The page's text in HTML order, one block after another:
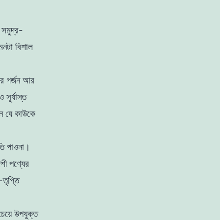
সমুদ্র-
বিশাল
গর্জন আর
কাউকে
পাওনা।
পণ্যের
তৃপ্তি
উপযুক্ত